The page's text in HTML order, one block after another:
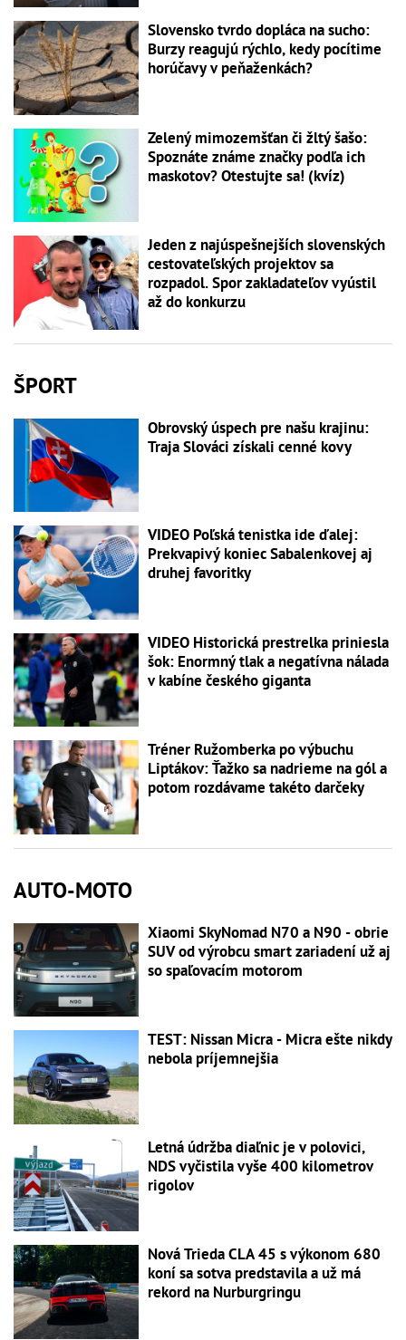
Slovensko tvrdo dopláca na sucho:
Burzy reagujú rýchlo, kedy pocítime
horúčavy v peňaženkách?
Zelený mimozemšťan či žltý šašo:
Spoznáte známe značky podľa ich
maskotov? Otestujte sa! (kvíz)
Jeden z najúspešnejších slovenských
cestovateľských projektov sa
rozpadol. Spor zakladateľov vyústil
až do konkurzu
ŠPORT
Obrovský úspech pre našu krajinu:
Traja Slováci získali cenné kovy
VIDEO Poľská tenistka ide ďalej:
Prekvapivý koniec Sabalenkovej aj
druhej favoritky
VIDEO Historická prestrelka priniesla
šok: Enormný tlak a negatívna nálada
v kabíne českého giganta
Tréner Ružomberka po výbuchu
Liptákov: Ťažko sa nadrieme na gól a
potom rozdávame takéto darčeky
AUTO-MOTO
Xiaomi SkyNomad N70 a N90 - obrie
SUV od výrobcu smart zariadení už aj
so spaľovacím motorom
TEST: Nissan Micra - Micra ešte nikdy
nebola príjemnejšia
Letná údržba diaľnic je v polovici,
NDS vyčistila vyše 400 kilometrov
rigolov
Nová Trieda CLA 45 s výkonom 680
koní sa sotva predstavila a už má
rekord na Nurburgringu